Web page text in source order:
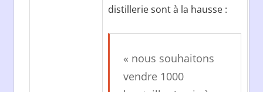
distillerie sont à la hausse :
« nous souhaitons
vendre 1000